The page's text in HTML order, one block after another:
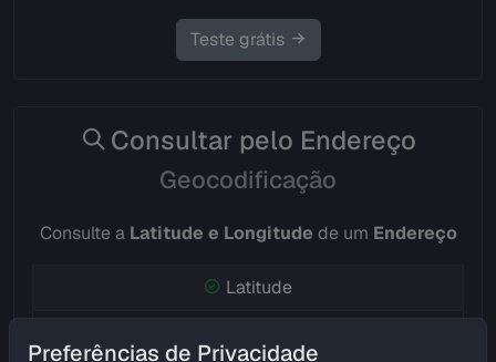
Teste grátis
Consultar pelo Endereço
Geocodificação
Consulte a Latitude e Longitude de um Endereço
Latitude
Preferências de Privacidade